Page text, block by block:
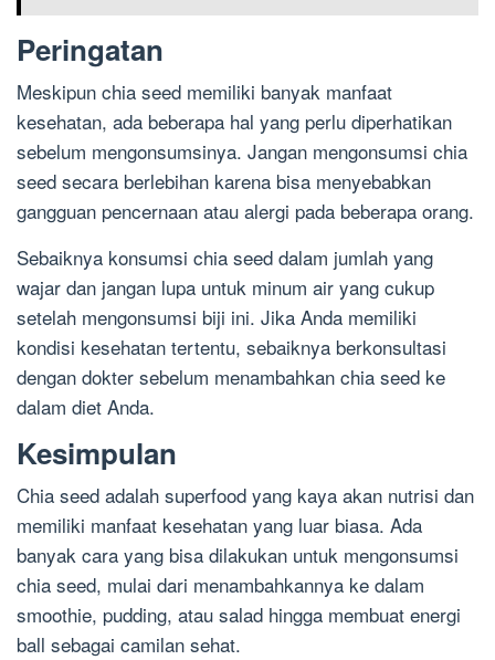
Peringatan
Meskipun chia seed memiliki banyak manfaat
kesehatan, ada beberapa hal yang perlu diperhatikan
sebelum mengonsumsinya. Jangan mengonsumsi chia
seed secara berlebihan karena bisa menyebabkan
gangguan pencernaan atau alergi pada beberapa orang.
Sebaiknya konsumsi chia seed dalam jumlah yang
wajar dan jangan lupa untuk minum air yang cukup
setelah mengonsumsi biji ini. Jika Anda memiliki
kondisi kesehatan tertentu, sebaiknya berkonsultasi
dengan dokter sebelum menambahkan chia seed ke
dalam diet Anda.
Kesimpulan
Chia seed adalah superfood yang kaya akan nutrisi dan
memiliki manfaat kesehatan yang luar biasa. Ada
banyak cara yang bisa dilakukan untuk mengonsumsi
chia seed, mulai dari menambahkannya ke dalam
smoothie, pudding, atau salad hingga membuat energi
ball sebagai camilan sehat.